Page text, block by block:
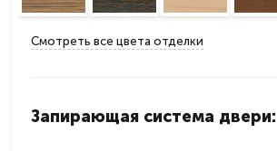
Смотреть все цвета отделки
Запирающая система двери: